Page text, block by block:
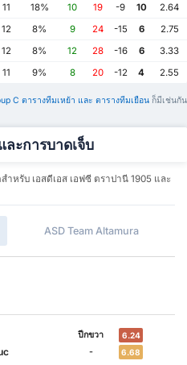
11 18% 10 19 -9 10
2.64
12 8% 9 24 -15 6
2.75
12 8% 12 28 -16 6
3.33
11 9% 8 20 -12 4 2.55
C ตารางทีมเหย้า และ ตารางทีมเยือน ก็มีเช่นกัน
ะการบาดเจ็บ
หรับ เอสดีเอส เอฟซี ตราปานี 1905 และ
ASD Team Altamura
ปีกขวา 6.24
- 6.68